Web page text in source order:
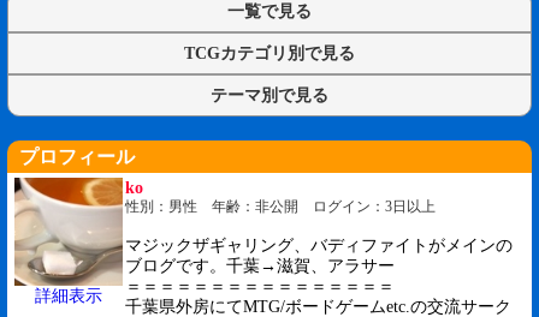
一覧で見る
TCGカテゴリ別で見る
テーマ別で見る
プロフィール
詳細表示
ko
性別：男性 年齢：非公開 ログイン：3日以上
マジックザギャリング、バディファイトがメインの
ブログです。千葉→滋賀、アラサー
＝＝＝＝＝＝＝＝＝＝＝＝＝＝＝＝
千葉県外房にてMTG/ボードゲームetc.の交流サーク